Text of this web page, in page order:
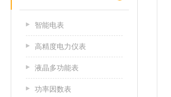
智能电表
高精度电力仪表
液晶多功能表
功率因数表